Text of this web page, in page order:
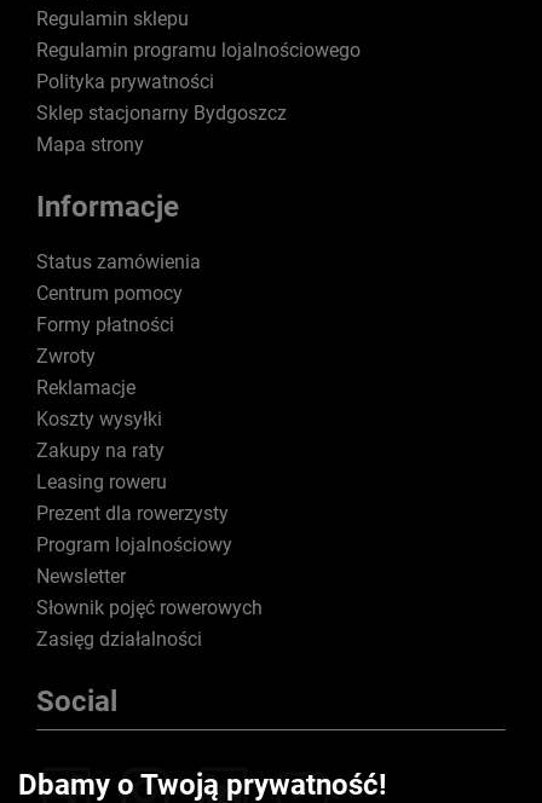
Regulamin sklepu
Regulamin programu lojalnościowego
Polityka prywatności
Sklep stacjonarny Bydgoszcz
Mapa strony
Informacje
Status zamówienia
Centrum pomocy
Formy płatności
Zwroty
Reklamacje
Koszty wysyłki
Zakupy na raty
Leasing roweru
Prezent dla rowerzysty
Program lojalnościowy
Newsletter
Słownik pojęć rowerowych
Zasięg działalności
Social
Dbamy o Twoją prywatność!